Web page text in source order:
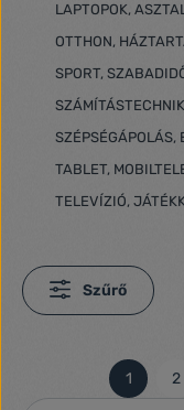
LAPTOPOK,
OTTHON,
SPORT,
SZÉPSÉGÁPOLÁS,
TABLET,
TELEVÍZIÓ,
Szűrő
Oldal
1 2